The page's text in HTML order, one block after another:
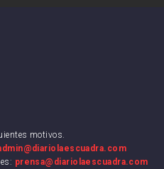
motivos.
prensa@diariolaescuadra.com